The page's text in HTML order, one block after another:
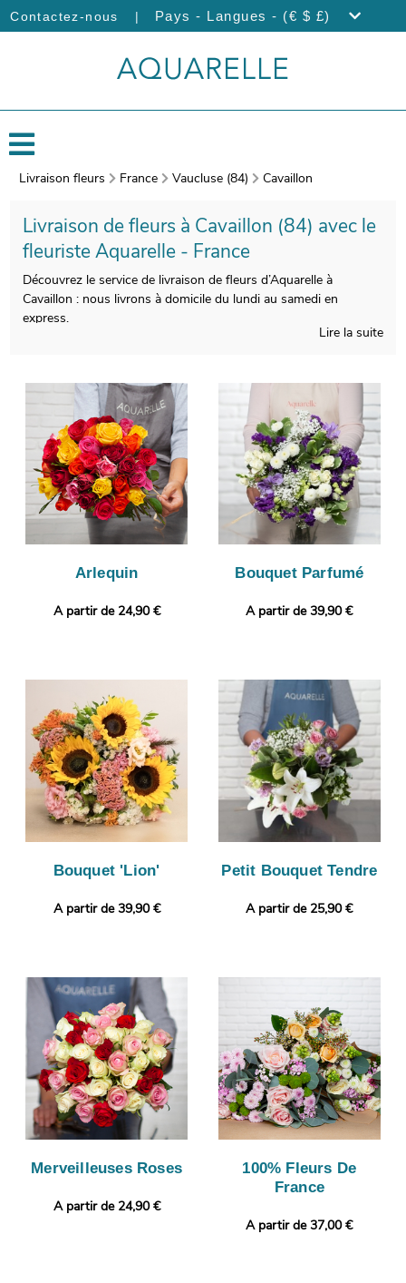
Contactez-nous | Pays - Langues - (€ $ £)
Livraison fleurs France Vaucluse (84) Cavaillon
Livraison de fleurs à Cavaillon (84) avec le
fleuriste Aquarelle - France
Découvrez le service de livraison de fleurs d’Aquarelle à
Cavaillon : nous livrons à domicile du lundi au samedi en
express.
votre composition florale, et une photo de votre commande
sera prise, une fois le bouquet installé dans un contenant
servant à son transport. Vous consulterez ensuite cette
photographie par e-mail de manière à ce que vous puissiez
vous assurer que le bouquet de fleurs envoyé sera identique à
celui que vous avez commandé. Puis, il sera envoyé dans les
meilleurs délais à Cavaillon. Envie de vous démarquer ? Selon
vos préférences, votre commande pourra être complétée par un
message personnalisé.
Lire la suite
Arlequin
A partir de 24,90 €
Bouquet Parfumé
A partir de 39,90 €
Bouquet 'Lion'
A partir de 39,90 €
Petit Bouquet Tendre
A partir de 25,90 €
Merveilleuses Roses
A partir de 24,90 €
100% Fleurs De
France
A partir de 37,00 €